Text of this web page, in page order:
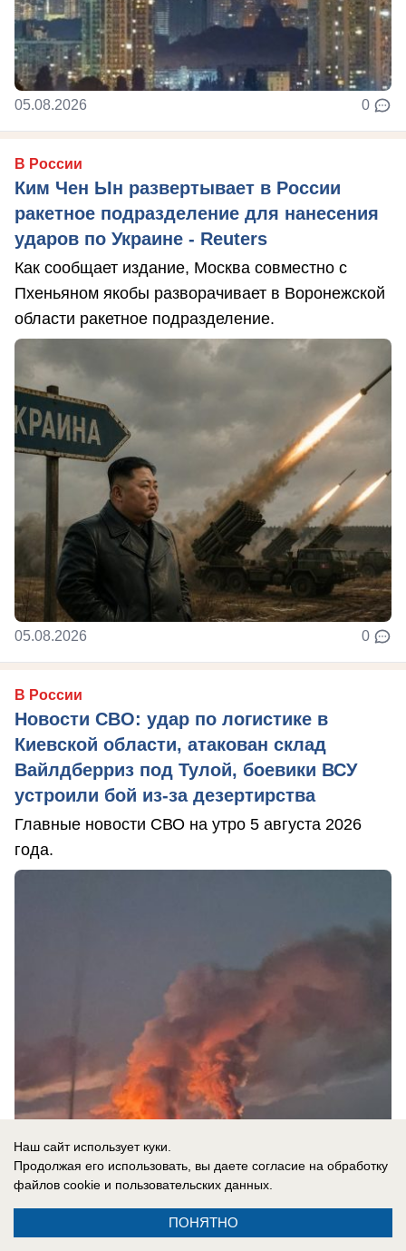
05.08.2026 0
В России
Ким Чен Ын развертывает в России
ракетное подразделение для нанесения
ударов по Украине - Reuters
Как сообщает издание, Москва совместно с
Пхеньяном якобы разворачивает в Воронежской
области ракетное подразделение.
05.08.2026 0
В России
Новости СВО: удар по логистике в
Киевской области, атакован склад
Вайлдберриз под Тулой, боевики ВСУ
устроили бой из-за дезертирства
Главные новости СВО на утро 5 августа 2026
года.
05.08.2026 0
Наш сайт использует куки.
Продолжая его использовать, вы даете согласие на обработку
файлов cookie и пользовательских данных.
ПОНЯТНО